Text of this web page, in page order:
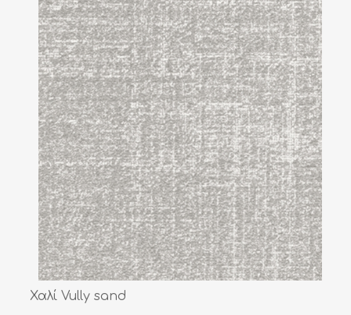
Χαλί Vully sand